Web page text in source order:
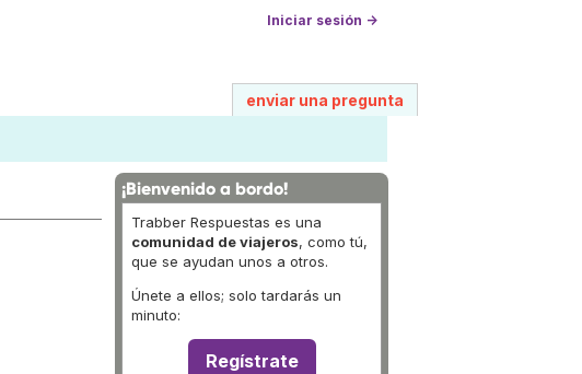
Iniciar sesión →
enviar una pregunta
¡Bienvenido a bordo!
Trabber Respuestas es una
comunidad de viajeros, como tú,
que se ayudan unos a otros.
Únete a ellos; solo tardarás un
minuto:
Regístrate